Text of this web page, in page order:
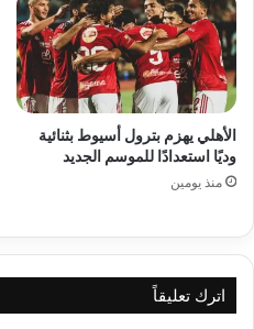
الأهلي يهزم بترول أسيوط بثنائية
وديًا استعدادًا للموسم الجديد
منذ يومين
اترك تعليقاً